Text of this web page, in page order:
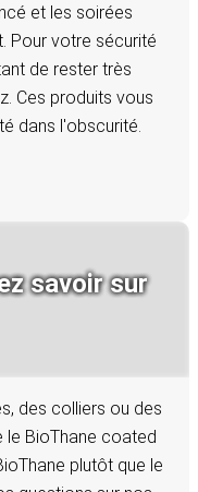
et les soirées
Pour votre sécurité
de rester très
Ces produits vous
dans l'obscurité.
savoir sur
des colliers ou des
le BioThane coated
plutôt que le